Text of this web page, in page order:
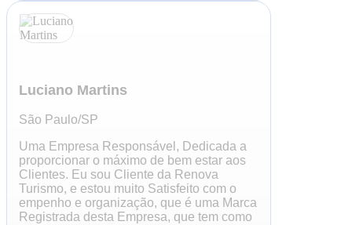
Luciano Martins
São Paulo/SP
Uma Empresa Responsável, Dedicada a
proporcionar o máximo de bem estar aos
Clientes. Eu sou Cliente da Renova
Turismo, e estou muito Satisfeito com o
empenho e organização, que é uma Marca
Registrada desta Empresa, que tem como